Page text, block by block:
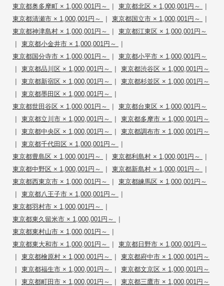
東京都奥多摩町 × 1,000,001円～ | 東京都北区 × 1,000,001円～ |
東京都清瀬市 × 1,000,001円～ | 東京都国立市 × 1,000,001円～ |
東京都神津島村 × 1,000,001円～ | 東京都江東区 × 1,000,001円～
| 東京都小金井市 × 1,000,001円～ |
東京都国分寺市 × 1,000,001円～ | 東京都小平市 × 1,000,001円～
| 東京都品川区 × 1,000,001円～ | 東京都渋谷区 × 1,000,001円～
| 東京都新宿区 × 1,000,001円～ | 東京都杉並区 × 1,000,001円～
| 東京都墨田区 × 1,000,001円～ |
東京都世田谷区 × 1,000,001円～ | 東京都台東区 × 1,000,001円～
| 東京都立川市 × 1,000,001円～ | 東京都多摩市 × 1,000,001円～
| 東京都中央区 × 1,000,001円～ | 東京都調布市 × 1,000,001円～
| 東京都千代田区 × 1,000,001円～ |
東京都豊島区 × 1,000,001円～ | 東京都利島村 × 1,000,001円～ |
東京都中野区 × 1,000,001円～ | 東京都新島村 × 1,000,001円～ |
東京都西東京市 × 1,000,001円～ | 東京都練馬区 × 1,000,001円～
| 東京都八王子市 × 1,000,001円～ |
東京都羽村市 × 1,000,001円～ |
東京都東久留米市 × 1,000,001円～ |
東京都東村山市 × 1,000,001円～ |
東京都東大和市 × 1,000,001円～ | 東京都日野市 × 1,000,001円～
| 東京都檜原村 × 1,000,001円～ | 東京都府中市 × 1,000,001円～
| 東京都福生市 × 1,000,001円～ | 東京都文京区 × 1,000,001円～
| 東京都町田市 × 1,000,001円～ | 東京都三鷹市 × 1,000,001円～